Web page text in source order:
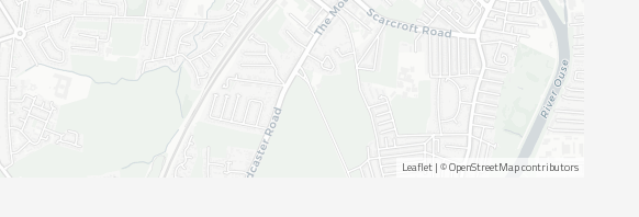
Leaflet | ©OpenStreetMapcontributors